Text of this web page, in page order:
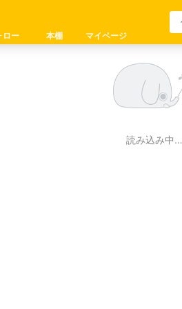
ロー 本棚 マイページ
読み込み中…